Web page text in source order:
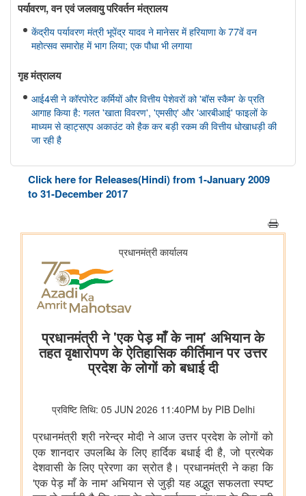
पर्यावरण, वन एवं जलवायु परिवर्तन मंत्रालय
केंद्रीय पर्यावरण मंत्री भूपेंद्र यादव ने मानेसर में हरियाणा के 77वें वन
महोत्सव समारोह में भाग लिया; एक पौधा भी लगाया
गृह मंत्रालय
आई4सी ने कॉरपोरेट कर्मियों और वित्तीय पेशेवरों को 'बॉस स्कैम' के प्रति
आगाह किया है: गलत 'खाता विवरण', 'एमसीए' और 'आरबीआई' फाइलों के
माध्यम से व्हाट्सएप अकाउंट को हैक कर बड़ी रकम की वित्तीय धोखाधड़ी की
जा रही है
सूचना और प्रसारण मंत्रालय
मुख्य सचिवों और आपदा प्रबंधन विभागों से संवेदनशील क्षेत्रों में नए सामुदायिक
अनुदान उप...
ग्रामीण विकास मंत्रालय
प्रधानमंत्री आवास योजना-ग्रामीण (पीएमएवाई-जी) की प्रगति
स्वयं सहायता समूहों के माध्यम से ग्रामीण जीविकोपार्जन का सुदृढ़ीकरण
केंद्रीय ग्रामीण क्षेत्र की योजनाओं का मूल्यांकन
महिला एवं बाल विकास मंत्रालय
भारतीय न्यायपालिका का डिजिटल रूपांतरण
राष्ट्रीय मानव अधिकार आयोग
Click here for Releases(Hindi) from 1-January 2009
to 31-December 2017